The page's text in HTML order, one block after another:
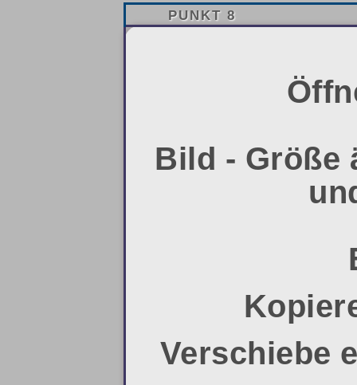
PUNKT 8
Bild - Größe
Verschiebe